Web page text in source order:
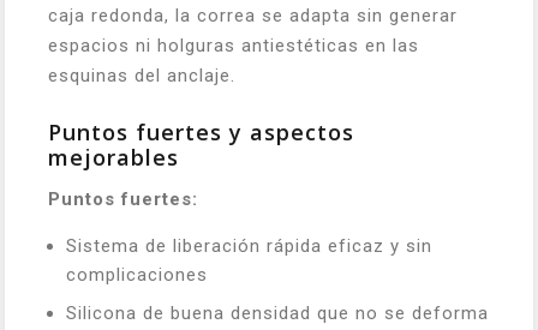
caja redonda, la correa se adapta sin generar
espacios ni holguras antiestéticas en las
esquinas del anclaje.
Puntos fuertes y aspectos
mejorables
Puntos fuertes:
Sistema de liberación rápida eficaz y sin
complicaciones
Silicona de buena densidad que no se deforma